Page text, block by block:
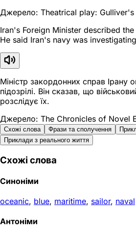
Джерело: Theatrical play: Gulliver's
Iran's Foreign Minister described
He said Iran's navy was
Міністр закордонних справ Ірану
підозрілі. Він сказав, що
розслідує їх.
Джерело: The Chronicles of Novel
Схожі слова Фрази та сполучення
Приклади з реального життя
Схожі слова
Синоніми
oceanic, blue, maritime, sailor, naval
Антоніми